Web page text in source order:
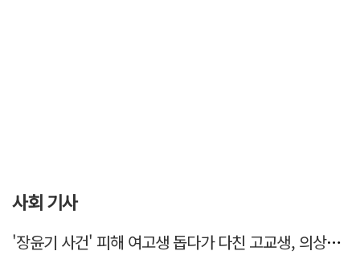
사회 기사
'장윤기 사건' 피해 여고생 돕다가 다친 고교생, 의상자 인정